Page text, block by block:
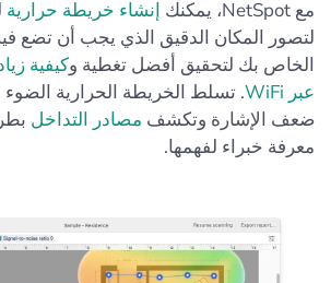
مع NetSpot، يمكنك إنشاء خريطة حرارية
لتصور المكان الدقيق الذي يجب أن تضع
الخاص بك لتحقيق أفضل تغطية وكيفية
عبر WiFi
. تسلط الخريطة الحرارية
ضعف الإشارة وتكشف مصادر التداخل
معرفة خبراء لفهمها.